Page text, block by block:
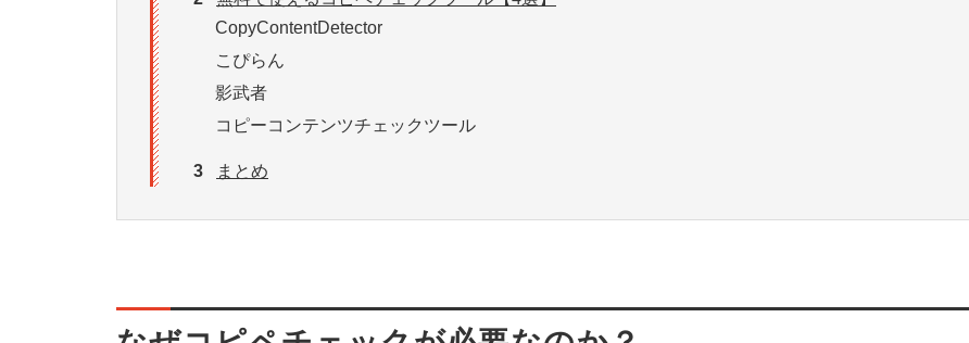
CopyContentDetector
こぴらん
影武者
コピーコンテンツチェックツール
3 まとめ